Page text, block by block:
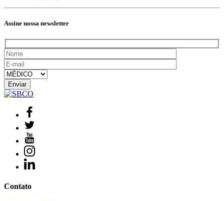
Assine nossa newsletter
Contato